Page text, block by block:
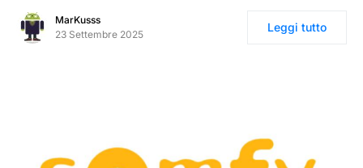
MarKusss
23 Settembre 2025
Leggi tutto